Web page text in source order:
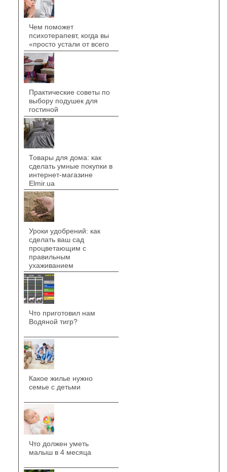
Чем поможет
психотерапевт, когда вы
«просто устали от всего
Практические советы по
выбору подушек для
гостиной
Товары для дома: как
сделать умные покупки в
интернет-магазине
Elmir.ua
Уроки удобрений: как
сделать ваш сад
процветающим с
правильным
ухаживанием
Что приготовил нам
Водяной тигр?
Какое жилье нужно
семье с детьми
Что должен уметь
малыш в 4 месяца